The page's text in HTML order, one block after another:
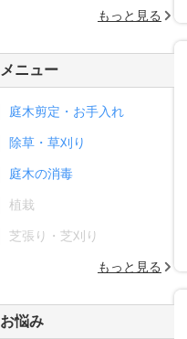
もっと見る
メニュー
庭木剪定・お手入れ
除草・草刈り
庭木の消毒
植栽
芝張り・芝刈り
もっと見る
お悩み